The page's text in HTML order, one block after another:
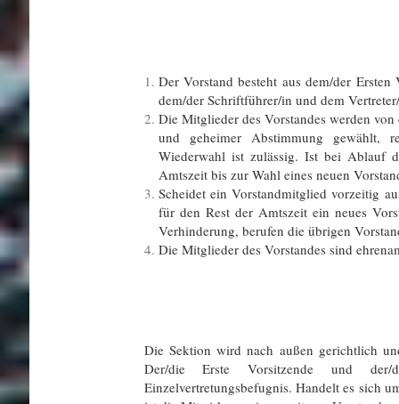
Der Vorstand besteht aus dem/der
dem/der Schriftführer/in und dem
Die Mitglieder des Vorstandes werden
und geheimer Abstimmung gewählt,
Wiederwahl ist zulässig. Ist bei Ablauf
Amtszeit bis zur Wahl eines neuen
Scheidet ein Vorstandmitglied vorzeitig
für den Rest der Amtszeit ein neues
Verhinderung, berufen die übrigen
Die Mitglieder des Vorstandes sind
Die Sektion wird nach außen gerichtlich
Der/die Erste Vorsitzende und der/
Einzelvertretungsbefugnis. Handelt es sich